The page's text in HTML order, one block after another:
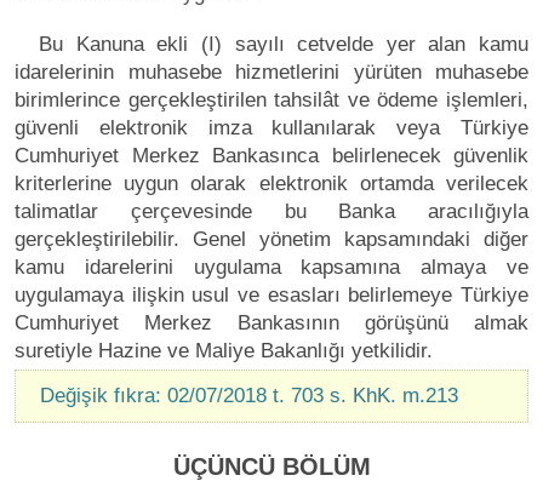
Bu Kanuna ekli (I) sayılı cetvelde yer alan kamu
idarelerinin muhasebe hizmetlerini yürüten muhasebe
birimlerince gerçekleştirilen tahsilât ve ödeme işlemleri,
güvenli elektronik imza kullanılarak veya Türkiye
Cumhuriyet Merkez Bankasınca belirlenecek güvenlik
kriterlerine uygun olarak elektronik ortamda verilecek
talimatlar çerçevesinde bu Banka aracılığıyla
gerçekleştirilebilir. Genel yönetim kapsamındaki diğer
kamu idarelerini uygulama kapsamına almaya ve
uygulamaya ilişkin usul ve esasları belirlemeye Türkiye
Cumhuriyet Merkez Bankasının görüşünü almak
suretiyle Hazine ve Maliye Bakanlığı yetkilidir.
Değişik fıkra: 02/07/2018 t. 703 s. KhK. m.213
ÜÇÜNCÜ BÖLÜM